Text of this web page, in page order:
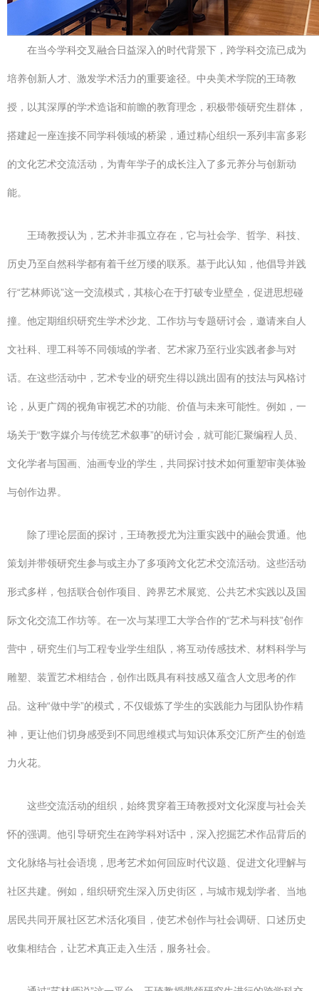
在当今学科交叉融合日益深入的时代背景下，跨学科交流已成为
培养创新人才、激发学术活力的重要途径。中央美术学院的王琦教
授，以其深厚的学术造诣和前瞻的教育理念，积极带领研究生群体，
搭建起一座连接不同学科领域的桥梁，通过精心组织一系列丰富多彩
的文化艺术交流活动，为青年学子的成长注入了多元养分与创新动
能。
王琦教授认为，艺术并非孤立存在，它与社会学、哲学、科技、
历史乃至自然科学都有着千丝万缕的联系。基于此认知，他倡导并践
行“艺林师说”这一交流模式，其核心在于打破专业壁垒，促进思想碰
撞。他定期组织研究生学术沙龙、工作坊与专题研讨会，邀请来自人
文社科、理工科等不同领域的学者、艺术家乃至行业实践者参与对
话。在这些活动中，艺术专业的研究生得以跳出固有的技法与风格讨
论，从更广阔的视角审视艺术的功能、价值与未来可能性。例如，一
场关于“数字媒介与传统艺术叙事”的研讨会，就可能汇聚编程人员、
文化学者与国画、油画专业的学生，共同探讨技术如何重塑审美体验
与创作边界。
除了理论层面的探讨，王琦教授尤为注重实践中的融会贯通。他
策划并带领研究生参与或主办了多项跨文化艺术交流活动。这些活动
形式多样，包括联合创作项目、跨界艺术展览、公共艺术实践以及国
际文化交流工作坊等。在一次与某理工大学合作的“艺术与科技”创作
营中，研究生们与工程专业学生组队，将互动传感技术、材料科学与
雕塑、装置艺术相结合，创作出既具有科技感又蕴含人文思考的作
品。这种“做中学”的模式，不仅锻炼了学生的实践能力与团队协作精
神，更让他们切身感受到不同思维模式与知识体系交汇所产生的创造
力火花。
这些交流活动的组织，始终贯穿着王琦教授对文化深度与社会关
怀的强调。他引导研究生在跨学科对话中，深入挖掘艺术作品背后的
文化脉络与社会语境，思考艺术如何回应时代议题、促进文化理解与
社区共建。例如，组织研究生深入历史街区，与城市规划学者、当地
居民共同开展社区艺术活化项目，使艺术创作与社会调研、口述历史
收集相结合，让艺术真正走入生活，服务社会。